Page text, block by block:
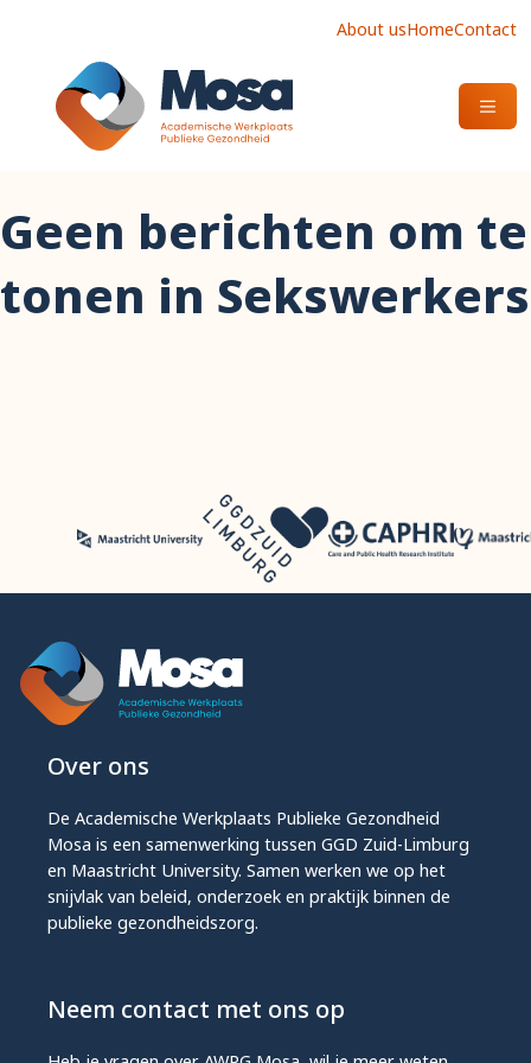
About usHomeContact
OPEN
Geen berichten om te
tonen in Sekswerkers
Over ons
De Academische Werkplaats Publieke Gezondheid
Mosa is een samenwerking tussen GGD Zuid-Limburg
en Maastricht University. Samen werken we op het
snijvlak van beleid, onderzoek en praktijk binnen de
publieke gezondheidszorg.
Neem contact met ons op